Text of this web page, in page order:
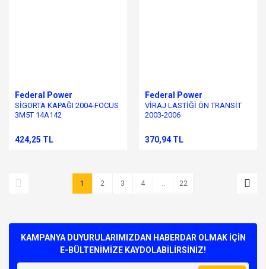
Federal Power
SİGORTA KAPAĞI 2004-FOCUS
3M5T 14A142
424,25 TL
Federal Power
VİRAJ LASTİĞİ ÖN TRANSİT
2003-2006
370,94 TL
1 2 3 4 .. 22
KAMPANYA DUYURULARIMIZDAN HABERDAR OLMAK İÇİN
E-BÜLTENİMİZE KAYDOLABİLİRSİNİZ!